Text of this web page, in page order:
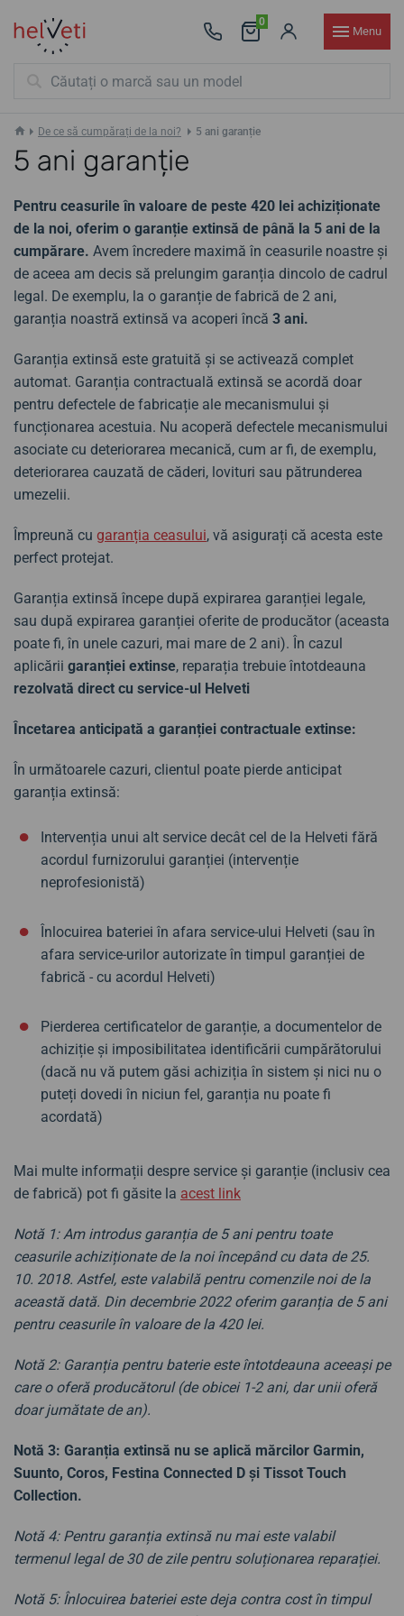
0
Menu
De ce să cumpărați de la noi? 5 ani garanție
5 ani garanție
Pentru ceasurile în valoare de peste 420 lei achiziționate
de la noi, oferim o garanție extinsă de până la 5 ani de la
cumpărare. Avem încredere maximă în ceasurile noastre și
de aceea am decis să prelungim garanția dincolo de cadrul
legal. De exemplu, la o garanție de fabrică de 2 ani,
garanția noastră extinsă va acoperi încă 3 ani.
Garanția extinsă este gratuită și se activează complet
automat. Garanția contractuală extinsă se acordă doar
pentru defectele de fabricație ale mecanismului și
funcționarea acestuia. Nu acoperă defectele mecanismului
asociate cu deteriorarea mecanică, cum ar fi, de exemplu,
deteriorarea cauzată de căderi, lovituri sau pătrunderea
umezelii.
Împreună cu garanția ceasului, vă asigurați că acesta este
perfect protejat.
Garanția extinsă începe după expirarea garanției legale,
sau după expirarea garanției oferite de producător (aceasta
poate fi, în unele cazuri, mai mare de 2 ani). În cazul
aplicării garanției extinse, reparația trebuie întotdeauna
rezolvată direct cu service-ul Helveti
Încetarea anticipată a garanției contractuale extinse:
În următoarele cazuri, clientul poate pierde anticipat
garanția extinsă:
Intervenția unui alt service decât cel de la Helveti fără
acordul furnizorului garanției (intervenție
neprofesionistă)
Înlocuirea bateriei în afara service-ului Helveti (sau în
afara service-urilor autorizate în timpul garanției de
fabrică - cu acordul Helveti)
Pierderea certificatelor de garanție, a documentelor de
achiziție și imposibilitatea identificării cumpărătorului
(dacă nu vă putem găsi achiziția în sistem și nici nu o
puteți dovedi în niciun fel, garanția nu poate fi
acordată)
Mai multe informații despre service și garanție (inclusiv cea
de fabrică) pot fi găsite la acest link
Notă 1: Am introdus garanția de 5 ani pentru toate
ceasurile achiziționate de la noi începând cu data de 25.
10. 2018. Astfel, este valabilă pentru comenzile noi de la
această dată. Din decembrie 2022 oferim garanția de 5 ani
pentru ceasurile în valoare de la 420 lei.
Notă 2: Garanția pentru baterie este întotdeauna aceeași pe
care o oferă producătorul (de obicei 1-2 ani, dar unii oferă
doar jumătate de an).
Notă 3: Garanția extinsă nu se aplică mărcilor Garmin,
Suunto, Coros, Festina Connected D și Tissot Touch
Collection.
Notă 4: Pentru garanția extinsă nu mai este valabil
termenul legal de 30 de zile pentru soluționarea reparației.
Notă 5: Înlocuirea bateriei este deja contra cost în timpul